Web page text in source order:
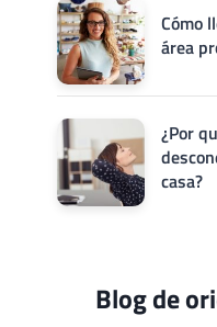
Cómo
área
¿Por
casa?
Blog de